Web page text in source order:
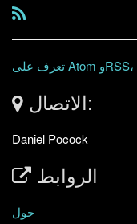
الاتصال:
Daniel Pocock
الروابط
حول